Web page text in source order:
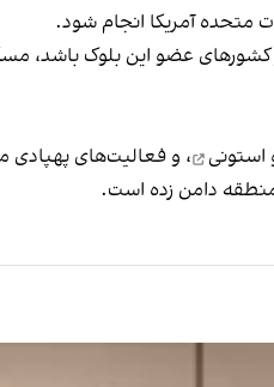
متحده آمریکا انجام شود.
کشورهای عضو این بلوک باشد،
استونی
، و فعالیت‌های
دامن زده است.